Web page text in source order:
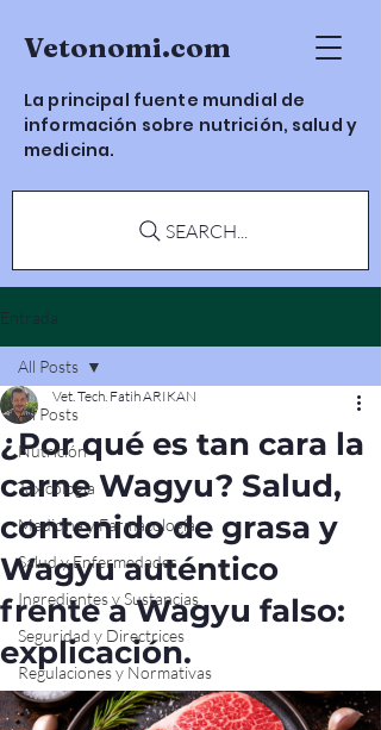
Vetonomi.com
La principal fuente mundial de
información sobre nutrición, salud y
medicina.
SEARCH...
Entrada
All Posts
Nutrición
Toxicología
Medicina y Farmacología
Salud y Enfermedades
Ingredientes y Sustancias
Seguridad y Directrices
Regulaciones y Normativas
All Posts
¿Por qué es tan cara la
carne Wagyu? Salud,
contenido de grasa y
Wagyu auténtico
frente a Wagyu falso:
explicación.
Vet. Tech. Fatih ARIKAN